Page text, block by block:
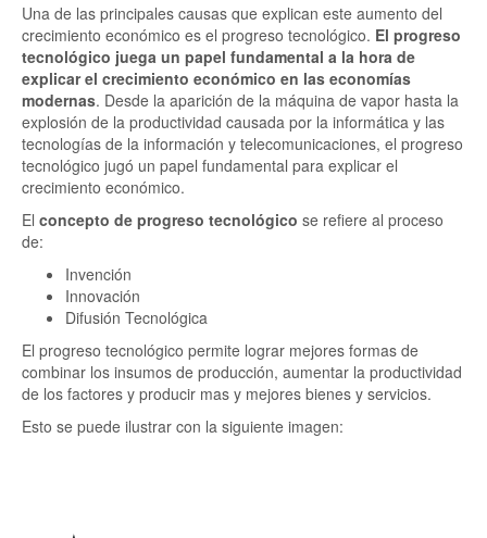
Una de las principales causas que explican este aumento del
crecimiento económico es el progreso tecnológico. El progreso
tecnológico juega un papel fundamental a la hora de
explicar el crecimiento económico en las economías
modernas. Desde la aparición de la máquina de vapor hasta la
explosión de la productividad causada por la informática y las
tecnologías de la información y telecomunicaciones, el progreso
tecnológico jugó un papel fundamental para explicar el
crecimiento económico.
El concepto de progreso tecnológico se refiere al proceso
de:
Invención
Innovación
Difusión Tecnológica
El progreso tecnológico permite lograr mejores formas de
combinar los insumos de producción, aumentar la productividad
de los factores y producir mas y mejores bienes y servicios.
Esto se puede ilustrar con la siguiente imagen: